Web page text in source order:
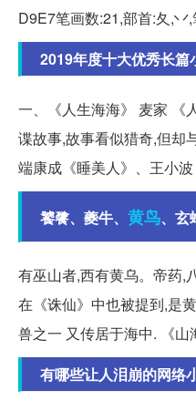
D9E7笔画数:21,部首:夂,丷,
2019年度十大优秀长篇
一、《人生海海》 麦家 《
谍故事,故事看似猎奇,但却
端康成《睡美人》、王小波
饕餮、夔牛、 黄鸟、玄
有巫山者,西有黄乌。帝药,
在《诛仙》中也被提到,是
兽之一 又传居于海中. 《山
有哪些让人泪崩的网络